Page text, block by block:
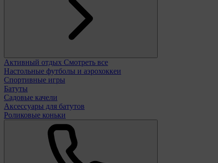
Активный отдых Смотреть все
Настольные футболы и аэрохоккеи
Спортивные игры
Батуты
Садовые качели
Аксессуары для батутов
Роликовые коньки